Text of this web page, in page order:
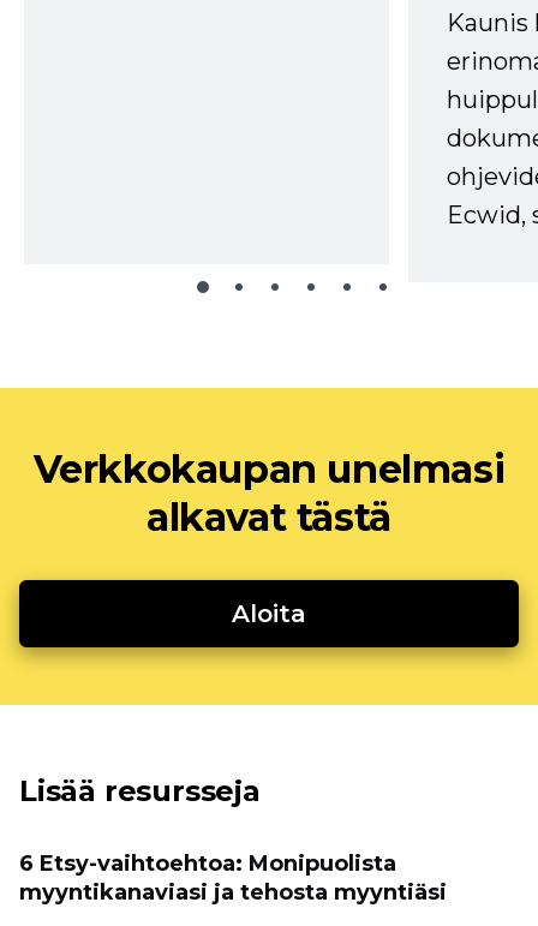
Kaunis
Ecwid,
Verkkokaupan unelmasi
alkavat tästä
Aloita
Lisää resursseja
6 Etsy-vaihtoehtoa: Monipuolista
myyntikanaviasi ja tehosta myyntiäsi